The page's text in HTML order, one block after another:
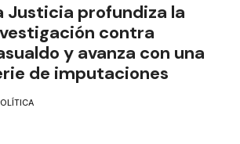
Justicia profundiza la
contra
y avanza con una
de imputaciones